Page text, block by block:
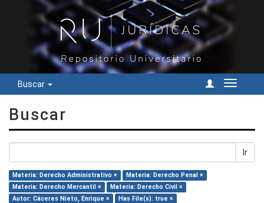
Buscar
Cambiar
Buscar
Ir
Materia: Derecho Administrativo ×
Materia: Derecho Penal ×
Materia: Derecho Mercantil ×
Materia: Derecho Civil ×
Autor: Cáceres Nieto, Enrique ×
Has File(s): true ×